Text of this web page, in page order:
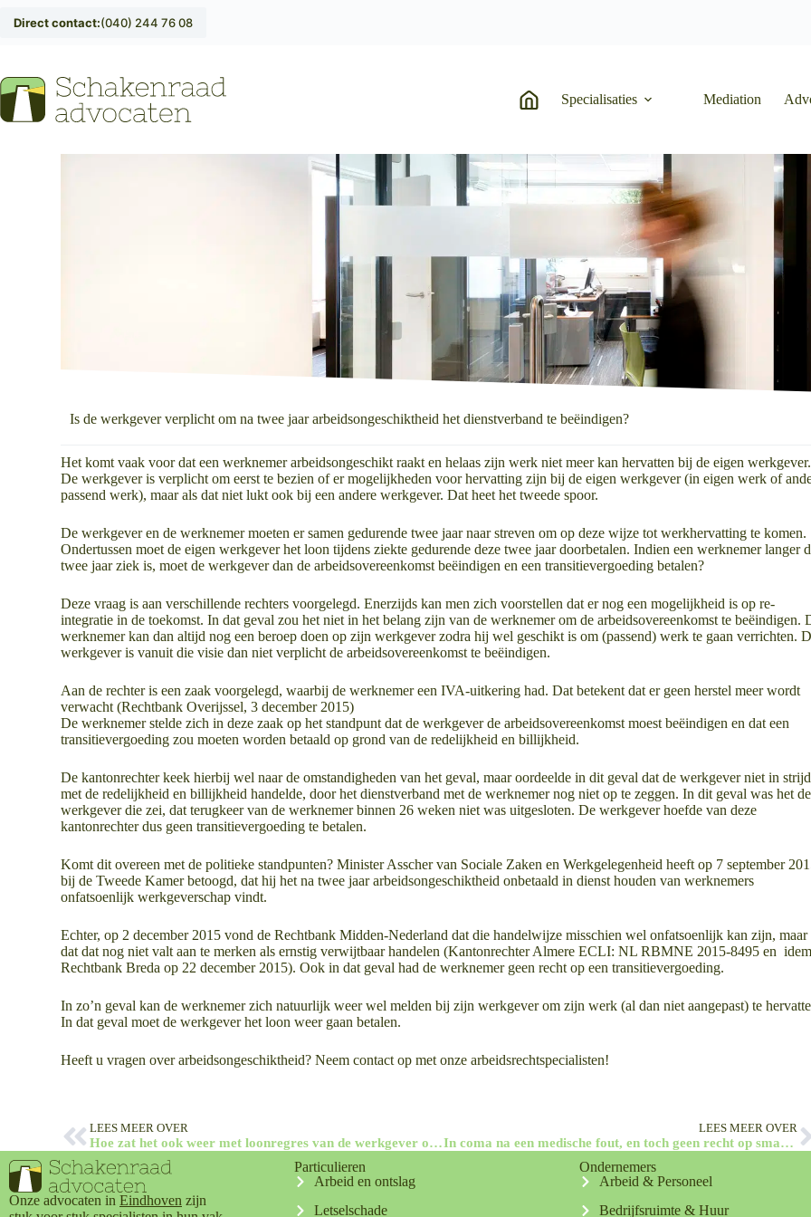
Direct contact:(040) 244 76 08
Specialisaties Mediation
Is de werkgever verplicht om na twee jaar arbeidsongeschiktheid het dienstverband te beëindigen?
Het komt vaak voor dat een werknemer arbeidsongeschikt raakt en helaas zijn werk niet meer kan hervatten bij de eigen werkgever.
De werkgever is verplicht om eerst te bezien of er mogelijkheden voor hervatting zijn bij de eigen werkgever (in eigen werk of
passend werk), maar als dat niet lukt ook bij een andere werkgever. Dat heet het tweede spoor.
De werkgever en de werknemer moeten er samen gedurende twee jaar naar streven om op deze wijze tot werkhervatting te komen.
Ondertussen moet de eigen werkgever het loon tijdens ziekte gedurende deze twee jaar doorbetalen. Indien een werknemer langer
twee jaar ziek is, moet de werkgever dan de arbeidsovereenkomst beëindigen en een transitievergoeding betalen?
Deze vraag is aan verschillende rechters voorgelegd. Enerzijds kan men zich voorstellen dat er nog een mogelijkheid is op re-
integratie in de toekomst. In dat geval zou het niet in het belang zijn van de werknemer om de arbeidsovereenkomst te beëindigen.
werknemer kan dan altijd nog een beroep doen op zijn werkgever zodra hij wel geschikt is om (passend) werk te gaan verrichten.
werkgever is vanuit die visie dan niet verplicht de arbeidsovereenkomst te beëindigen.
Aan de rechter is een zaak voorgelegd, waarbij de werknemer een IVA-uitkering had. Dat betekent dat er geen herstel meer wordt
verwacht (Rechtbank Overijssel, 3 december 2015)
De werknemer stelde zich in deze zaak op het standpunt dat de werkgever de arbeidsovereenkomst moest beëindigen en dat een
transitievergoeding zou moeten worden betaald op grond van de redelijkheid en billijkheid.
De kantonrechter keek hierbij wel naar de omstandigheden van het geval, maar oordeelde in dit geval dat de werkgever niet in strijd
met de redelijkheid en billijkheid handelde, door het dienstverband met de werknemer nog niet op te zeggen. In dit geval was het de
werkgever die zei, dat terugkeer van de werknemer binnen 26 weken niet was uitgesloten. De werkgever hoefde van deze
kantonrechter dus geen transitievergoeding te betalen.
Komt dit overeen met de politieke standpunten? Minister Asscher van Sociale Zaken en Werkgelegenheid heeft op 7 september
bij de Tweede Kamer betoogd, dat hij het na twee jaar arbeidsongeschiktheid onbetaald in dienst houden van werknemers
onfatsoenlijk werkgeverschap vindt.
Echter, op 2 december 2015 vond de Rechtbank Midden-Nederland dat die handelwijze misschien wel onfatsoenlijk kan zijn, maar
dat dat nog niet valt aan te merken als ernstig verwijtbaar handelen (Kantonrechter Almere ECLI: NL RBMNE 2015-8495 en
Rechtbank Breda op 22 december 2015). Ook in dat geval had de werknemer geen recht op een transitievergoeding.
In zo’n geval kan de werknemer zich natuurlijk weer wel melden bij zijn werkgever om zijn werk (al dan niet aangepast) te
In dat geval moet de werkgever het loon weer gaan betalen.
Heeft u vragen over arbeidsongeschiktheid? Neem contact op met onze arbeidsrechtspecialisten!
LEES MEER OVER
Hoe zat het ook weer met loonregres van de werkgever op een derde bij een zieke werknemer?
LEES MEER OVER
In coma na een medische fout, en toch geen recht op smartengeld?!
Onze advocaten in Eindhoven zijn
Particulieren
Arbeid en ontslag
Letselschade
Ondernemers
Arbeid & Personeel
Bedrijfsruimte & Huur